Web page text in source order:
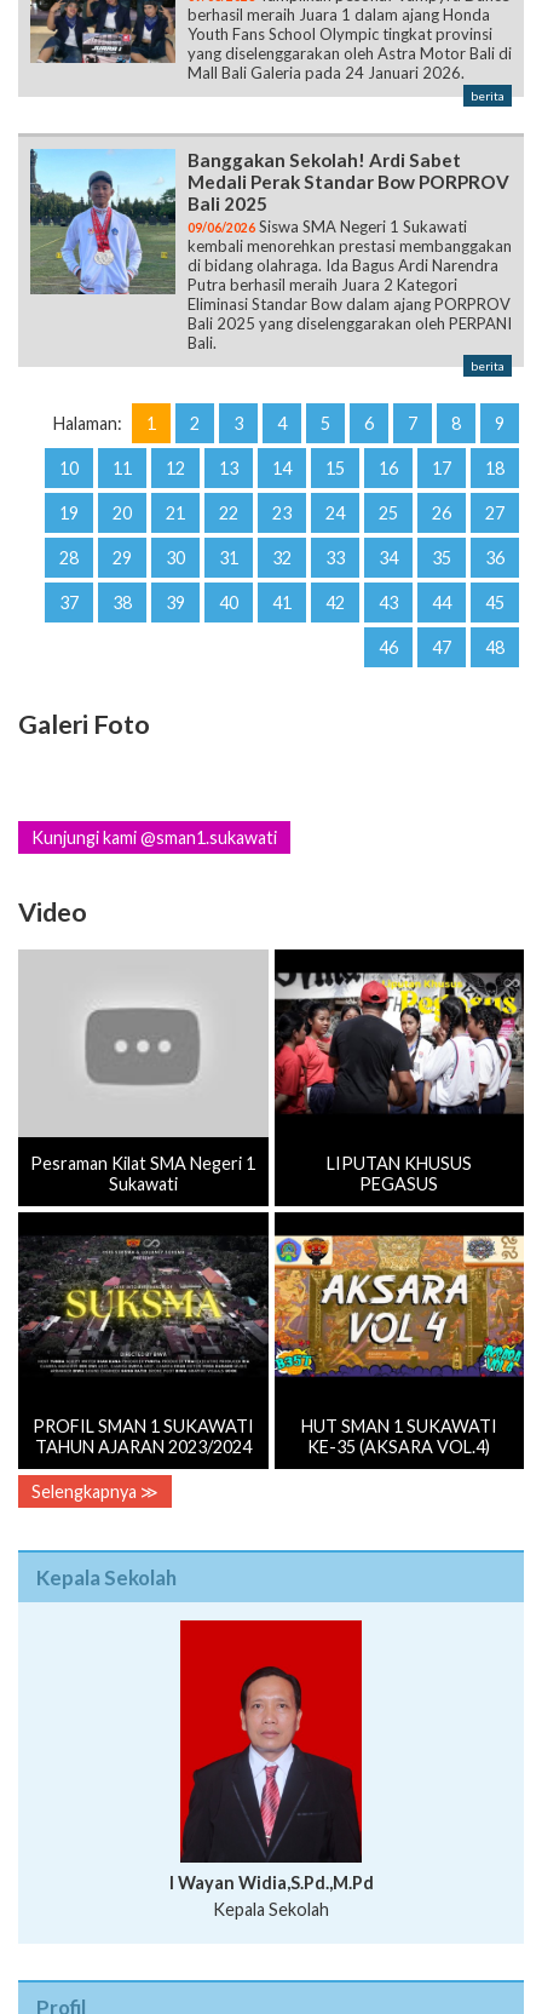
berhasil meraih Juara 1 dalam ajang Honda
Youth Fans School Olympic tingkat provinsi
yang diselenggarakan oleh Astra Motor Bali di
Mall Bali Galeria pada 24 Januari 2026.
berita
Banggakan Sekolah! Ardi Sabet
Medali Perak Standar Bow PORPROV
Bali 2025
09/06/2026 Siswa SMA Negeri 1 Sukawati
kembali menorehkan prestasi membanggakan
di bidang olahraga. Ida Bagus Ardi Narendra
Putra berhasil meraih Juara 2 Kategori
Eliminasi Standar Bow dalam ajang PORPROV
Bali 2025 yang diselenggarakan oleh PERPANI
Bali.
berita
Halaman: 1 2 3 4 5 6 7 8 9
10 11 12 13 14 15 16 17 18
19 20 21 22 23 24 25 26 27
28 29 30 31 32 33 34 35 36
37 38 39 40 41 42 43 44 45
46 47 48
Galeri Foto
Kunjungi kami @sman1.sukawati
Video
Pesraman Kilat SMA Negeri 1
Sukawati
LIPUTAN KHUSUS
PEGASUS
PROFIL SMAN 1 SUKAWATI
TAHUN AJARAN 2023/2024
HUT SMAN 1 SUKAWATI
KE-35 (AKSARA VOL.4)
Selengkapnya ≫
Kepala Sekolah
I Wayan Widia,S.Pd.,M.Pd
Kepala Sekolah
Profil